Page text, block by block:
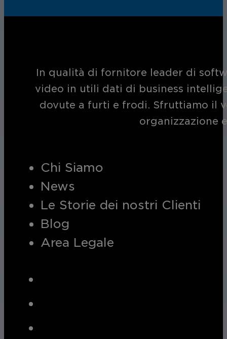
In qualità di fornitore leader di
video in utili dati di business
dovute a furti e frodi. Sfruttiamo il
organizzazione
Chi Siamo
News
Le Storie dei nostri Clienti
Blog
Area Legale